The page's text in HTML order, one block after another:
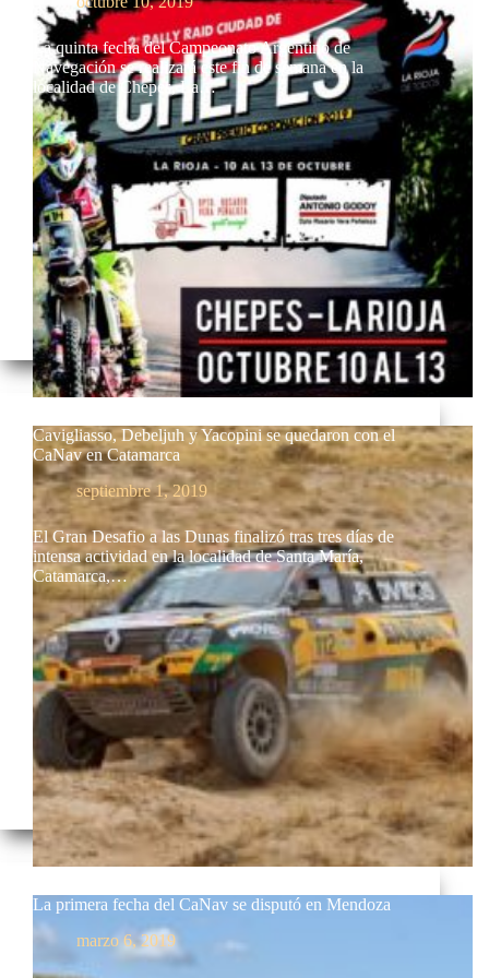
La quinta fecha del Campeonato Argentino de
Navegación se realizará este fin de semana en la
localidad de Chepes, La…
Cavigliasso, Debeljuh y Yacopini se quedaron con el
CaNav en Catamarca
septiembre 1, 2019
El Gran Desafio a las Dunas finalizó tras tres días de
intensa actividad en la localidad de Santa María,
Catamarca,…
La primera fecha del CaNav se disputó en Mendoza
marzo 6, 2019